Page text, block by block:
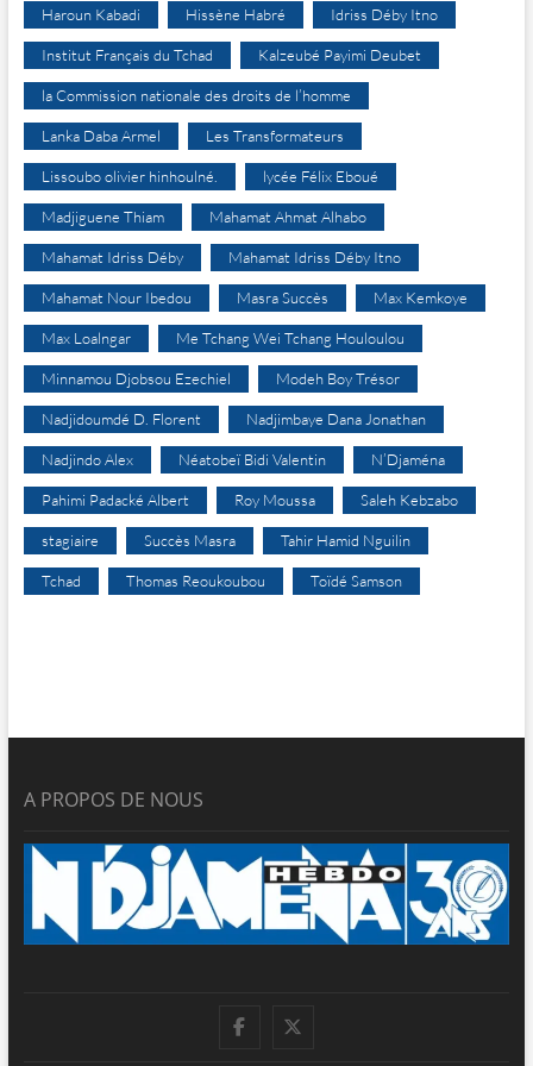
Haroun Kabadi Hissène Habré Idriss Déby Itno
Institut Français du Tchad Kalzeubé Payimi Deubet
la Commission nationale des droits de l’homme
Lanka Daba Armel Les Transformateurs
Lissoubo olivier hinhoulné. lycée Félix Eboué
Madjiguene Thiam Mahamat Ahmat Alhabo
Mahamat Idriss Déby Mahamat Idriss Déby Itno
Mahamat Nour Ibedou Masra Succès Max Kemkoye
Max Loalngar Me Tchang Wei Tchang Houloulou
Minnamou Djobsou Ezechiel Modeh Boy Trésor
Nadjidoumdé D. Florent Nadjimbaye Dana Jonathan
Nadjindo Alex Néatobeï Bidi Valentin N’Djaména
Pahimi Padacké Albert Roy Moussa Saleh Kebzabo
stagiaire Succès Masra Tahir Hamid Nguilin
Tchad Thomas Reoukoubou Toïdé Samson
A PROPOS DE NOUS
facebook